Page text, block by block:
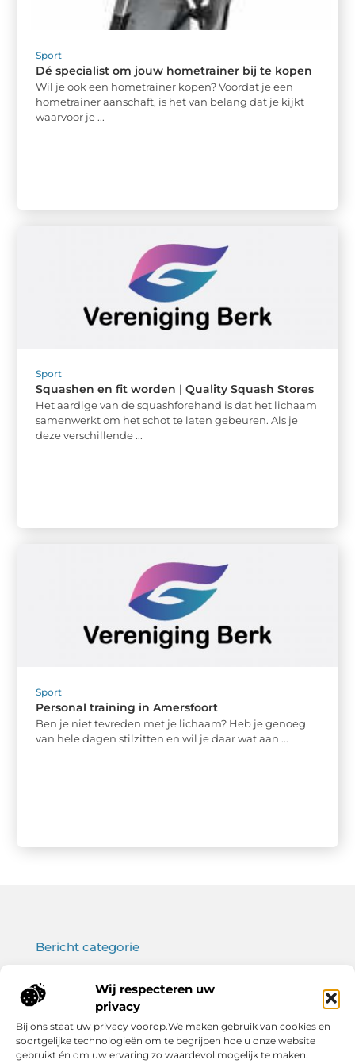
Wij respecteren uw
privacy
Bij ons staat uw privacy voorop.We maken gebruik van cookies en
soortgelijke technologieën om te begrijpen hoe u onze website
gebruikt én om uw ervaring zo waardevol mogelijk te maken.
Sport
Dé specialist om jouw hometrainer bij te kopen
Wil je ook een hometrainer kopen? Voordat je een
hometrainer aanschaft, is het van belang dat je kijkt
waarvoor je ...
Sport
Squashen en fit worden | Quality Squash Stores
Het aardige van de squashforehand is dat het lichaam
samenwerkt om het schot te laten gebeuren. Als je
deze verschillende ...
Sport
Personal training in Amersfoort
Ben je niet tevreden met je lichaam? Heb je genoeg
van hele dagen stilzitten en wil je daar wat aan ...
Onze informatie
Bericht categorie